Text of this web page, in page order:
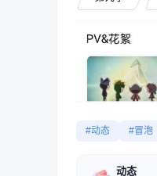
#动态 #冒泡
动态